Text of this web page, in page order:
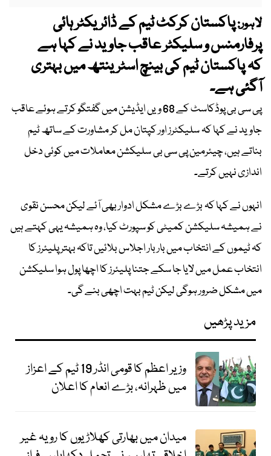
لاہور:پاکستان کرکٹ ٹیم کے ڈائریکٹر ہائی
پرفارمنس و سلیکٹر عاقب جاوید نے کہا ہے
کہ پاکستان ٹیم کی بینچ اسٹرینتھ میں بہتری
آگئی ہے۔
پی سی بی پوڈکاسٹ کے 68 ویں ایڈیشن میں گفتگو کرتے ہوئے عاقب
جاوید نے کہا کہ سلیکٹرز اور کپتان مل کر مشاورت کے ساتھ ٹیم
بناتے ہیں، چیئرمین پی سی بی سلیکشن معاملات میں کوئی دخل
اندازی نہیں کرتے۔
انہوں نے کہا کہ بڑے بڑے مشکل ادوار بھی آئے لیکن محسن نقوی
نے ہمیشہ سلیکشن کمیٹی کو سپورٹ کیا، وہ ہمیشہ یہی کہتے ہیں
کہ ٹیموں کے انتخاب میں بار بار اجلاس بلائیں تاکہ بہتر پلیئرز کا
انتخاب عمل میں لایا جا سکے جتنا پلیئرز کا اچھا پول ہوا سلیکشن
میں مشکل ضرور ہوگی لیکن ٹیم بہت اچھی بنے گی۔
مزید پڑھیں
وزیر اعظم کا قومی انڈر 19 ٹیم کے اعزاز
میں ظہرانہ، بڑے انعام کا اعلان
میدان میں بھارتی کھلاڑیوں کا رویہ غیر